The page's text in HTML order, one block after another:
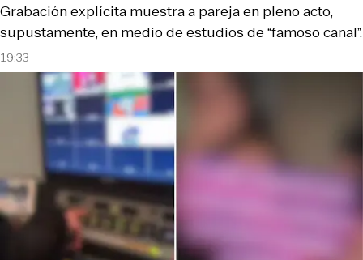
19:33
Grabación explícita muestra a pareja en pleno acto,
supustamente, en medio de estudios de “famoso canal”.